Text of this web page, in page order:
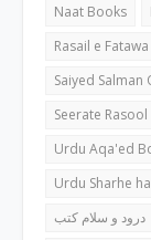
Naat Books
Rasail e
Saiyed Salman
Seerate
Urdu Aqa'ed
Urdu Sharhe
درود و سلام کتب